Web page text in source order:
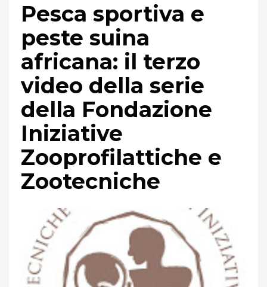
Pesca sportiva e
peste suina
africana: il terzo
video della serie
della Fondazione
Iniziative
Zooprofilattiche e
Zootecniche